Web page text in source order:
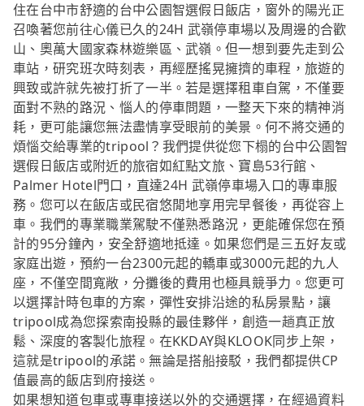
住在台中市舒適的台中公園智選假日飯店，窗外的陽光正
召喚著您前往心儀已久的24H 武嶺停車場以及周邊的合歡
山、奧萬大國家森林遊樂區、武嶺。但一想到要先走到公
車站，研究班次時刻表，再經歷搖晃擁擠的車程，旅遊的
興致或許就先被打折了一半。若是選擇租車自駕，不僅要
面對不熟的路況、惱人的停車問題，一整天下來的精神消
耗，更可能讓您無法盡情享受眼前的美景。何不將交通的
煩惱交給專業的tripool？我們提供從您下榻的台中公園智
選假日飯店或附近的旅宿如紅點文旅、寶島53行館、
Palmer Hotel門口，直達24H 武嶺停車場入口的專車服
務。您可以在飯店或民宿悠閒地享用完早餐後，再從容上
車。我們的專業職業駕駛不僅熟悉路況，更能確保您在預
計的95分鐘內，安全舒適地抵達。如果您們是三五好友或
家庭出遊，預約一台2300元起的轎車或3000元起的九人
座，不僅空間寬敞，分攤後的費用也極具競爭力。您更可
以選擇計時包車的方案，彈性安排沿途的私房景點，讓
tripool成為您探索南投縣的最佳夥伴，創造一趟真正放
鬆、深度的客製化旅程。在KKDAY與KLOOK同步上架，
這就是tripool的承諾。無論是搭船接駁，我們都提供CP
值最高的飯店到府接送。
如果想知道包車或專車接送以外的交通選擇，在經過資料